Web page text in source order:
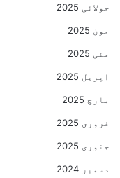
جولائی 2025
جون 2025
مئی 2025
اپریل 2025
مارچ 2025
فروری 2025
جنوری 2025
دسمبر 2024